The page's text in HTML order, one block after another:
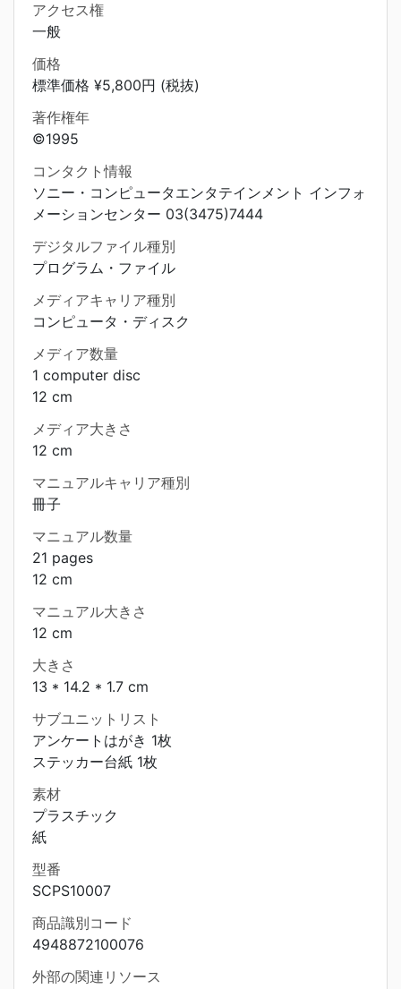
アクセス権
一般
価格
標準価格 ¥5,800円 (税抜)
著作権年
©1995
コンタクト情報
ソニー・コンピュータエンタテインメント インフォ
メーションセンター 03(3475)7444
デジタルファイル種別
プログラム・ファイル
メディアキャリア種別
コンピュータ・ディスク
メディア数量
1 computer disc
12 cm
メディア大きさ
12 cm
マニュアルキャリア種別
冊子
マニュアル数量
21 pages
12 cm
マニュアル大きさ
12 cm
大きさ
13 * 14.2 * 1.7 cm
サブユニットリスト
アンケートはがき 1枚
ステッカー台紙 1枚
素材
プラスチック
紙
型番
SCPS10007
商品識別コード
4948872100076
外部の関連リソース